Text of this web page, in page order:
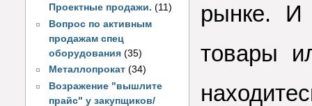
Проектные продажи. (11)
Вопрос по активным
продажам спец
оборудования (35)
Металлопрокат (34)
Возражение "вышлите
прайс" у закупщиков/
рынке. И
товары